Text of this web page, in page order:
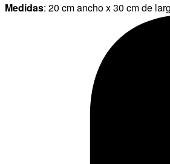
Medidas: 20 cm ancho x 30 cm de